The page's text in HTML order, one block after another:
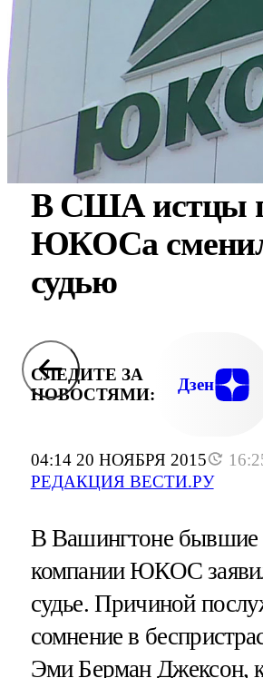
04:14 20 НОЯБРЯ 2015
РЕДАКЦИЯ ВЕСТИ.РУ
В США истцы
ЮКОСа
судью
СЛЕДИТЕ ЗА
НОВОСТЯМИ:
Дзен
В Вашингтоне бывшие
компании ЮКОС
судье. Причиной
сомнение в
Эми Берман Джексон,